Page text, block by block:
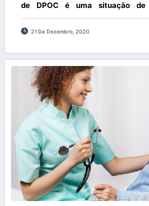
de DPOC é uma situação de
hospitais não podem deixar de
doentes”
21 De Dezembro, 2020